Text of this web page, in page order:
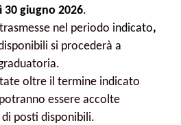
giugno 2026.
nel periodo indicato,
si procederà a
oltre il termine indicato
essere accolte
posti disponibili.